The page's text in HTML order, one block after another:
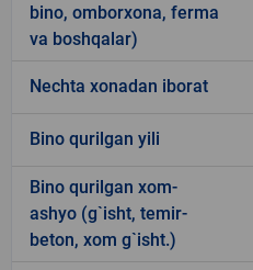
bino, omborxona, ferma
va boshqalar)
Nechta xonadan iborat
Bino qurilgan yili
Bino qurilgan xom-
ashyo (g`isht, temir-
beton, xom g`isht.)